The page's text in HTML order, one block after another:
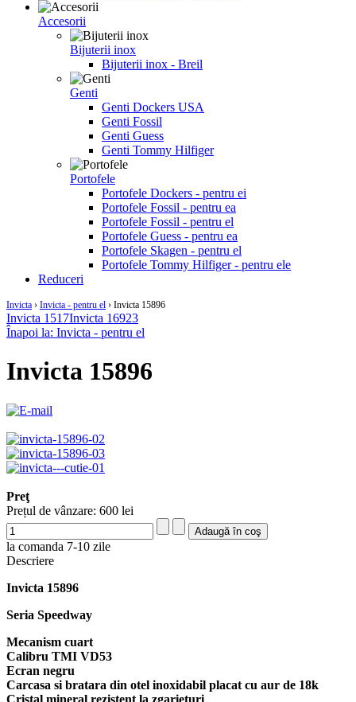
Accesorii
Bijuterii inox
Bijuterii inox - Breil
Genti
Genti Dockers USA
Genti Fossil
Genti Guess
Genti Tommy Hilfiger
Portofele
Portofele Dockers - pentru ei
Portofele Fossil - pentru ea
Portofele Fossil - pentru el
Portofele Guess - pentru ea
Portofele Skagen - pentru el
Portofele Tommy Hilfiger - pentru ele
Reduceri
Invicta › Invicta - pentru el › Invicta 15896
Invicta 1517Invicta 16923
Înapoi la: Invicta - pentru el
Invicta 15896
Preţ
Prețul de vânzare: 600 lei
la comanda 7-10 zile
Descriere
Invicta 15896
Seria Speedway
Mecanism cuart
Calibru TMI VD53
Ecran negru
Carcasa si bratara din otel inoxidabil placat cu aur de 18k
Cristal mineral rezistent la zgarieturi